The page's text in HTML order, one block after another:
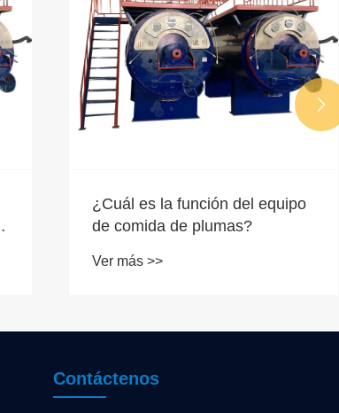
¿Cuál es la función del equipo
de comida de plumas?
Ver más >>

Contáctenos